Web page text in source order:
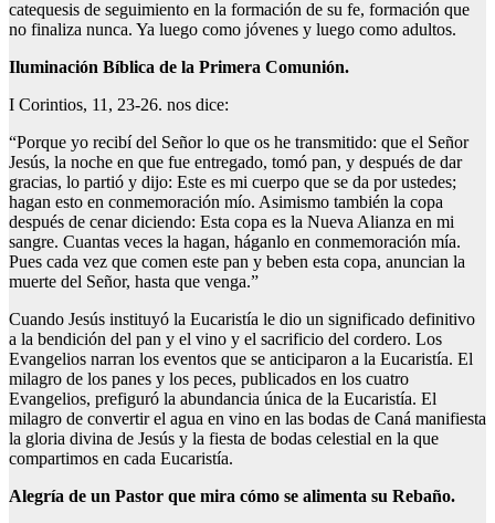
catequesis de seguimiento en la formación de su fe, formación que
no finaliza nunca. Ya luego como jóvenes y luego como adultos.
Iluminación Bíblica de la Primera Comunión.
I Corintios, 11, 23-26. nos dice:
“Porque yo recibí del Señor lo que os he transmitido: que el Señor
Jesús, la noche en que fue entregado, tomó pan, y después de dar
gracias, lo partió y dijo: Este es mi cuerpo que se da por ustedes;
hagan esto en conmemoración mío. Asimismo también la copa
después de cenar diciendo: Esta copa es la Nueva Alianza en mi
sangre. Cuantas veces la hagan, háganlo en conmemoración mía.
Pues cada vez que comen este pan y beben esta copa, anuncian la
muerte del Señor, hasta que venga.”
Cuando Jesús instituyó la Eucaristía le dio un significado definitivo
a la bendición del pan y el vino y el sacrificio del cordero. Los
Evangelios narran los eventos que se anticiparon a la Eucaristía. El
milagro de los panes y los peces, publicados en los cuatro
Evangelios, prefiguró la abundancia única de la Eucaristía. El
milagro de convertir el agua en vino en las bodas de Caná manifiesta
la gloria divina de Jesús y la fiesta de bodas celestial en la que
compartimos en cada Eucaristía.
Alegría de un Pastor que mira cómo se alimenta su Rebaño.